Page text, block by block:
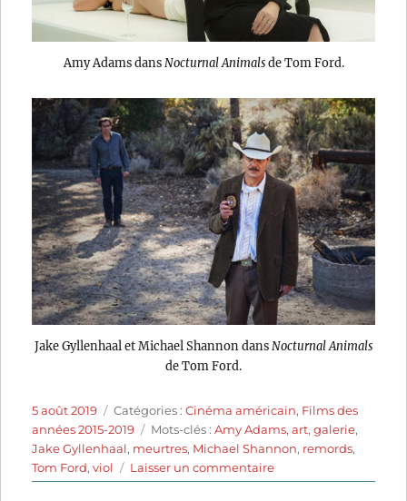
Amy Adams dans Nocturnal Animalsde Tom Ford.
Jake Gyllenhaal et Michael Shannon dansNocturnal Animals
de Tom Ford.
Publié
le
5 août 2019 Catégories
Catégories :Cinéma américain, Films des
années 2015-2019
Étiquettes
Mots-clés :Amy Adams,art,galerie,
Jake Gyllenhaal, meurtres, Michael Shannon, remords,
Tom Ford,viol Laisser un commentairesur
Nocturnal